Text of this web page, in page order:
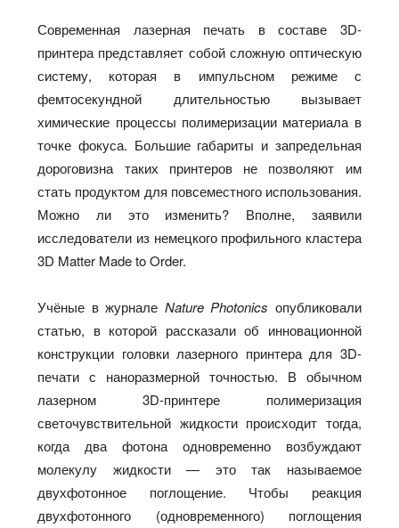
Современная лазерная печать в составе 3D-
принтера представляет собой сложную оптическую
систему, которая в импульсном режиме с
фемтосекундной длительностью вызывает
химические процессы полимеризации материала в
точке фокуса. Большие габариты и запредельная
дороговизна таких принтеров не позволяют им
стать продуктом для повсеместного использования.
Можно ли это изменить? Вполне, заявили
исследователи из немецкого профильного кластера
3D Matter Made to Order.
Учёные в журнале Nature Photonics опубликовали
статью, в которой рассказали об инновационной
конструкции головки лазерного принтера для 3D-
печати с наноразмерной точностью. В обычном
лазерном 3D-принтере полимеризация
светочувствительной жидкости происходит тогда,
когда два фотона одновременно возбуждают
молекулу жидкости — это так называемое
двухфотонное поглощение. Чтобы реакция
двухфотонного (одновременного) поглощения